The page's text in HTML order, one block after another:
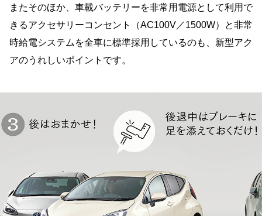
またそのほか、車載バッテリーを非常用電源として利用で
きるアクセサリーコンセント（AC100V／1500W）と非常
時給電システムを全車に標準採用しているのも、新型アク
アのうれしいポイントです。